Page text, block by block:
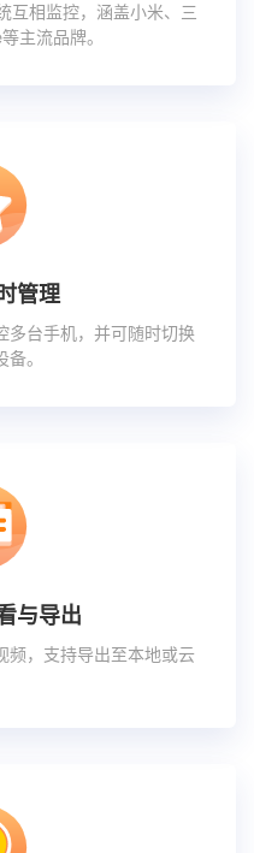
互相监控，涵盖小米、三
主流品牌。
管理
多台手机，并可随时切换
。
与导出
频，支持导出至本地或云